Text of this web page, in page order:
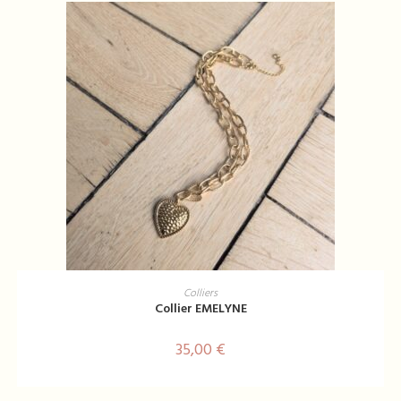
sur
produit
AJOUTER AU PANIER
Colliers
Collier EMELYNE
35,00 €